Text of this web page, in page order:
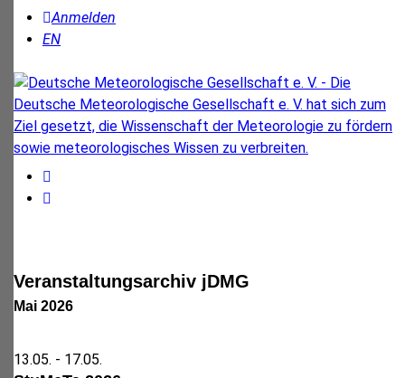
Anmelden
EN
Veranstaltungsarchiv jDMG
Mai 2026
13.05. - 17.05.